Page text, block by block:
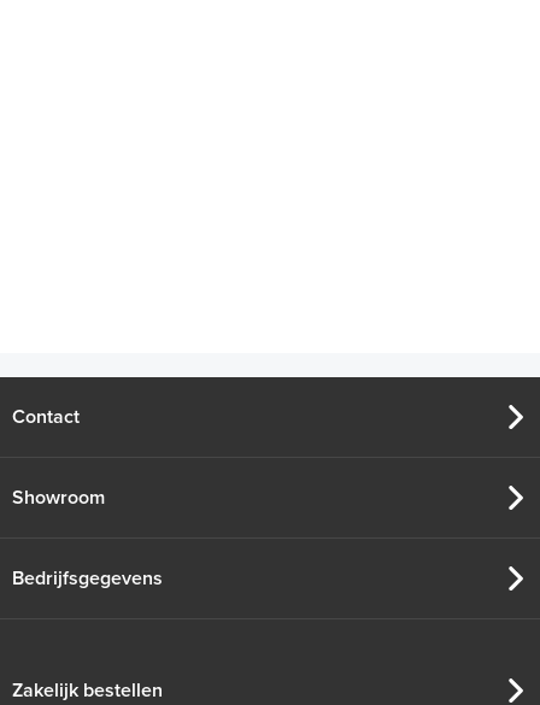
Contact
Showroom
Bedrijfsgegevens
Zakelijk bestellen